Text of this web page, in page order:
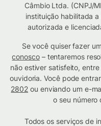
Câmbio Ltda. (CNPJ/
instituição habilitada
autorizada e
Se você quiser fazer
conosco– tentaremos
não estiver satisfeito,
ouvidoria. Você pode
2802 ou enviando um e-
o seu número
Todos os serviços de